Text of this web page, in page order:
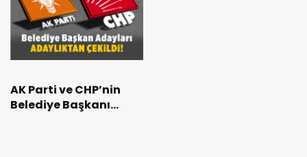
AK Parti ve CHP’nin
Belediye Başkanı